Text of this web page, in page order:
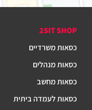
2SIT SHOP
כסאות משרדיים
כסאות מנהלים
כסאות מחשב
כסאות לעמדה ביתית